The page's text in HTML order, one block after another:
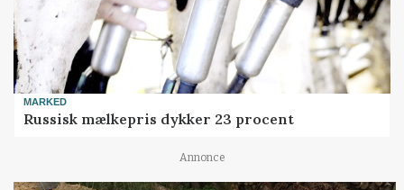
MARKED
Russisk mælkepris dykker 23 procent
Annonce